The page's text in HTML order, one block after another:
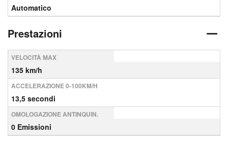
Automatico
Prestazioni
VELOCITÀ MAX
135 km/h
ACCELERAZIONE 0-100KM/H
13,5 secondi
OMOLOGAZIONE ANTINQUIN.
0 Emissioni